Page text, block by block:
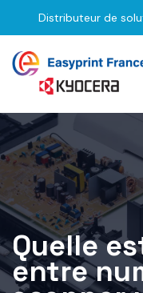
Distributeur de
Quelle
entre